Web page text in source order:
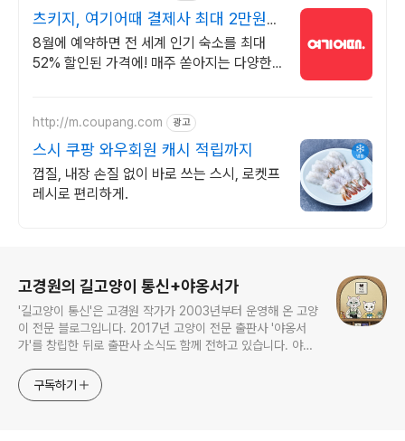
츠키지, 여기어때 결제사 최대 2만원
추가할인
8월에 예약하면 전 세계 인기 숙소를 최대
52% 할인된 가격에! 매주 쏟아지는 다양한
http://m.coupang.com 광고
스시 쿠팡 와우회원 캐시 적립까지
껍질, 내장 손질 없이 바로 쓰는 스시, 로켓프
레시로 편리하게.
고경원의 길고양이 통신+야옹서가
'길고양이 통신'은 고경원 작가가 2003년부터 운영해 온 고양
이 전문 블로그입니다. 2017년 고양이 전문 출판사 '야옹서
가'를 창립한 뒤로 출판사 소식도 함께 전하고 있습니다. 야옹
면서, 고양이와 반려인의 행복에 도움이 될 책을 만듭니다.
구독하기